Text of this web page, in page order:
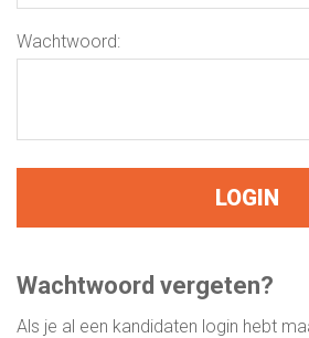
WERKEN OP SINT
ONLINE ASSESSMENT
Wachtwoord:
Wachtwoord vergeten?
Als je al een kandidaten login hebt